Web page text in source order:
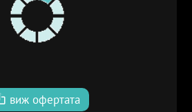
виж офертата